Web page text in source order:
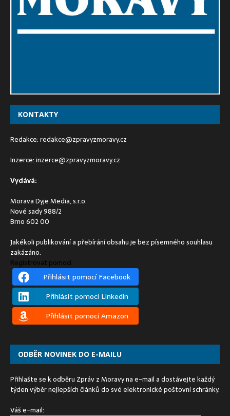
KONTAKTY
Redakce:redakce@zpravyzmoravy.cz
Inzerce:inzerce@zpravyzmoravy.cz
Vydává:
Morava Dyje Media, s.r.o.
Nové sady 988/2
Brno 602 00
Jakékoli publikování a přebírání obsahu je bez písemného souhlasu
zakázáno.
Registrovat pomocí
Přihlásit pomocí Facebook
Přihlásit pomocí Linkedin
Přihlásit pomocí Amazon
ODBĚR NOVINEK DO E-MAILU
Přihlašte se k odběru Zpráv z Moravy na e-mail a dostávejte každý
týden výběr nejlepších článků do své elektronické poštovní schránky.
Váš e-mail: